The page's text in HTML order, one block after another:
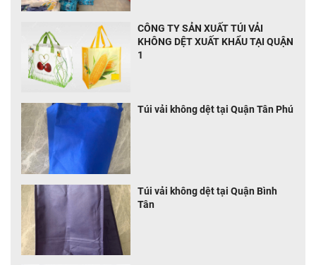
CÔNG TY SẢN XUẤT TÚI VẢI
KHÔNG DỆT XUẤT KHẨU TẠI QUẬN
1
Túi vải không dệt tại Quận Tân Phú
Túi vải không dệt tại Quận Bình
Tân